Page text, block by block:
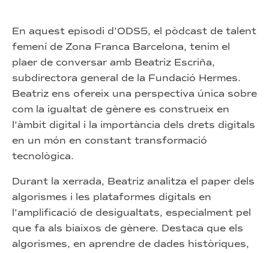
En aquest episodi d’ODS5, el pòdcast de talent
femení de Zona Franca Barcelona, tenim el
plaer de conversar amb Beatriz Escriña,
subdirectora general de la Fundació Hermes.
Beatriz ens ofereix una perspectiva única sobre
com la igualtat de gènere es construeix en
l’àmbit digital i la importància dels drets digitals
en un món en constant transformació
tecnològica.
Durant la xerrada, Beatriz analitza el paper dels
algorismes i les plataformes digitals en
l’amplificació de desigualtats, especialment pel
que fa als biaixos de gènere. Destaca que els
algorismes, en aprendre de dades històriques,